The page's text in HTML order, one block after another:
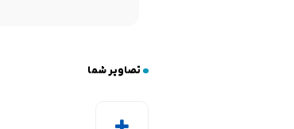
تصاویر شما